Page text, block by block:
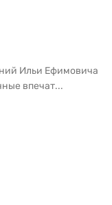
Ильи Ефимовича
впечат...